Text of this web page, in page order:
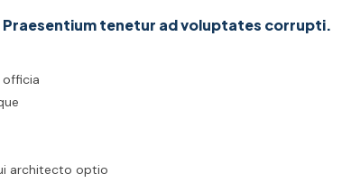
tenetur ad voluptates corrupti.
officia
architecto optio